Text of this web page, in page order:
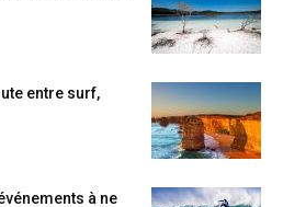
entre surf,
à ne